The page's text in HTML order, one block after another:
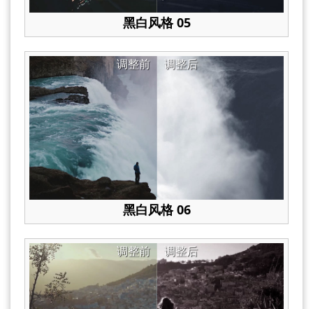
黑白风格 05
调整后
调整前
黑白风格 06
调整后
调整前